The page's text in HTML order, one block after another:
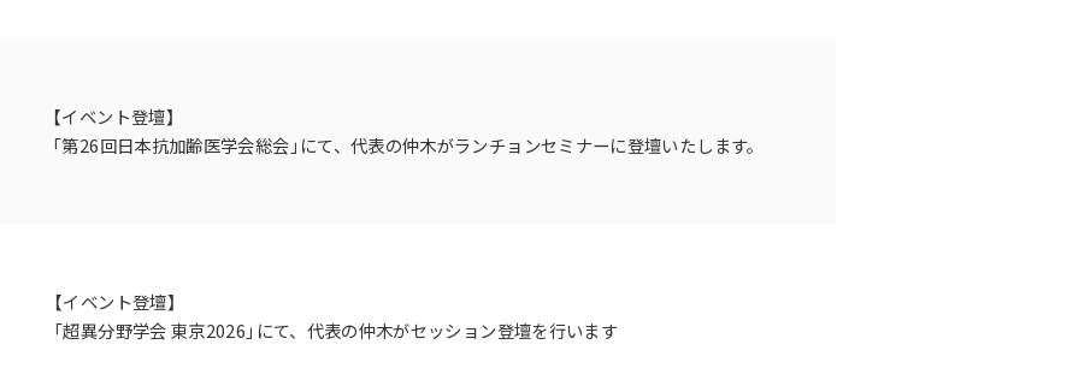
【イベント登壇】
「第26回日本抗加齢医学会総会」にて、代表の仲木がランチョンセミナーに登壇いたします。
【イベント登壇】
「超異分野学会 東京2026」にて、代表の仲木がセッション登壇を行います